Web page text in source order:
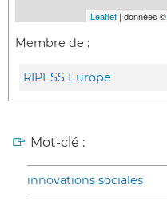
Leaflet | données ©
Membre de :
RIPESS Europe
Mot-clé :
innovations sociales